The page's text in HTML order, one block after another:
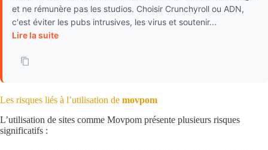
et ne rémunère pas les studios. Choisir Crunchyroll ou ADN,
c'est éviter les pubs intrusives, les virus et soutenir...
Lire la suite
Les risques liés à l’utilisation de movpom
L’utilisation de sites comme Movpom présente plusieurs risques
significatifs :